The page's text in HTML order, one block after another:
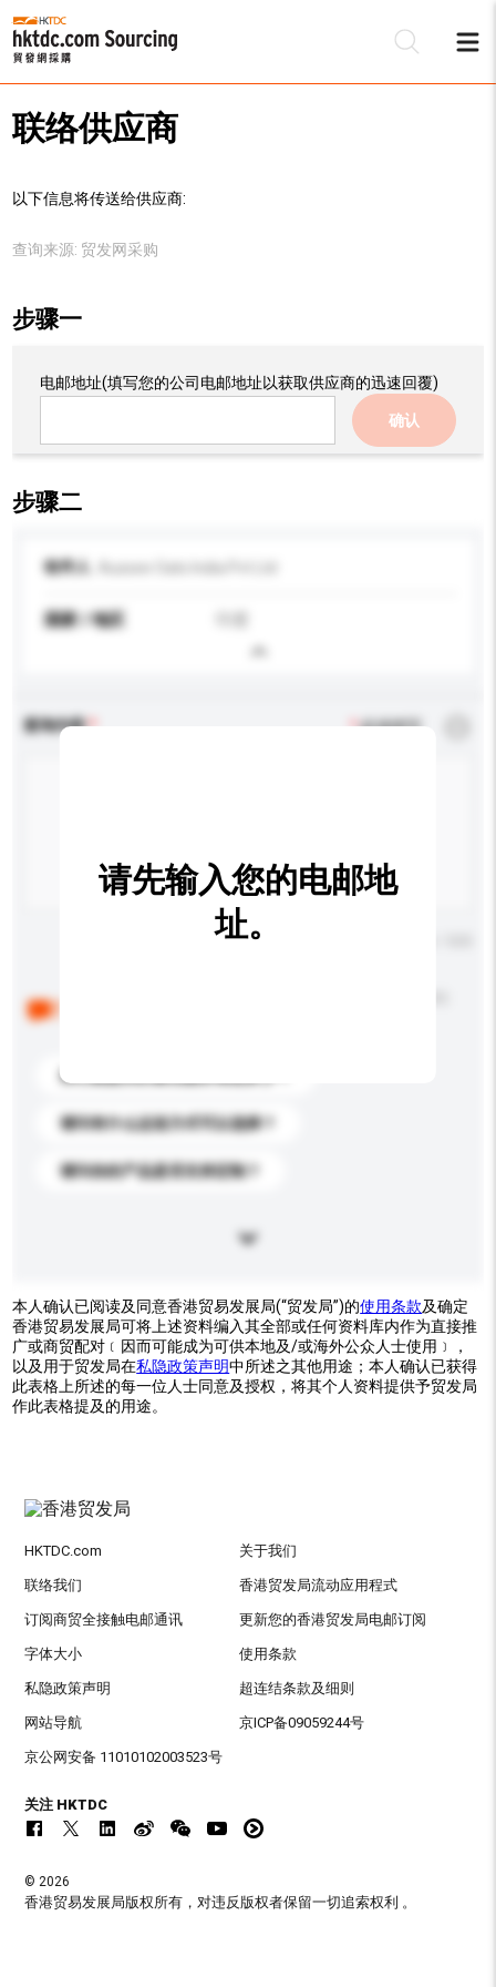
联络供应商
以下信息将传送给供应商:
查询来源: 贸发网采购
步骤一
电邮地址(填写您的公司电邮地址以获取供应商的迅速回覆)
确认
步骤二
收件人
国家 / 地区
查询内容 *必须填写
你们能提供的最优惠价格是多少？
请问有什么运送方式可以选择？
请问你的产品是否支持定制？
请先输入您的电邮地
址。
本人确认已阅读及同意香港贸易发展局(“贸发局”)的使用条款及确定
香港贸易发展局可将上述资料编入其全部或任何资料库内作为直接推
广或商贸配对﹝因而可能成为可供本地及/或海外公众人士使用﹞，
以及用于贸发局在私隐政策声明中所述之其他用途；本人确认已获得
此表格上所述的每一位人士同意及授权，将其个人资料提供予贸发局
作此表格提及的用途。
HKTDC.com 关于我们
联络我们 香港贸发局流动应用程式
订阅商贸全接触电邮通讯 更新您的香港贸发局电邮订阅
字体大小 使用条款
私隐政策声明 超连结条款及细则
网站导航 京ICP备09059244号
京公网安备 11010102003523号
关注 HKTDC
© 2026
香港贸易发展局版权所有，对违反版权者保留一切追索权利 。